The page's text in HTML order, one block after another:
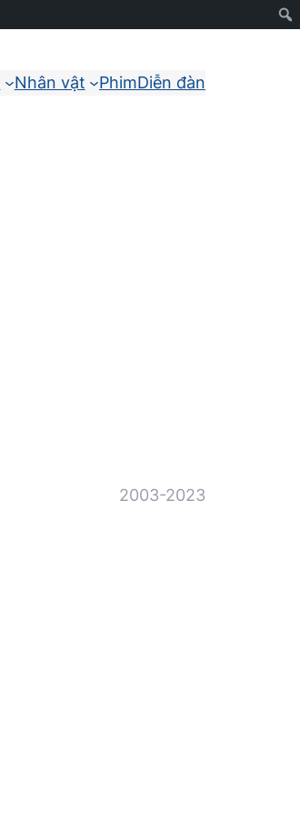
Nhân vật PhimDiễn đàn
2003-2023